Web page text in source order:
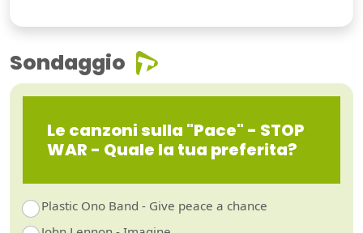
Sondaggio
Le canzoni sulla "Pace" - STOP
WAR - Quale la tua preferita?
Plastic Ono Band - Give peace a chance